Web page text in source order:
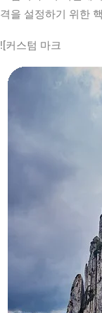
격을 설정하기 위한
![커스텀 마크